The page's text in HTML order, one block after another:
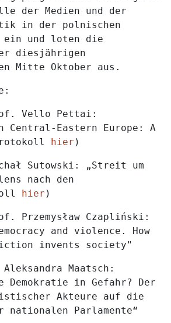
der Medien und der
in der polnischen
und loten die
diesjährigen
Mitte Oktober aus.
Vello Pettai:
Central-Eastern Europe: A
hier )
Sutowski: „Streit um
nach den
hier )
Przemysław Czapliński:
and violence. How
invents society"
Maatsch:
Demokratie in Gefahr? Der
Akteure auf die
nationalen Parlamente“